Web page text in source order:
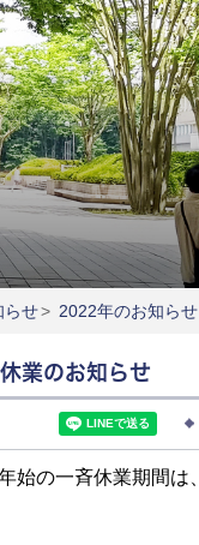
らせ> 2022年のお知らせ
業のお知らせ
始の一斉休業期間は